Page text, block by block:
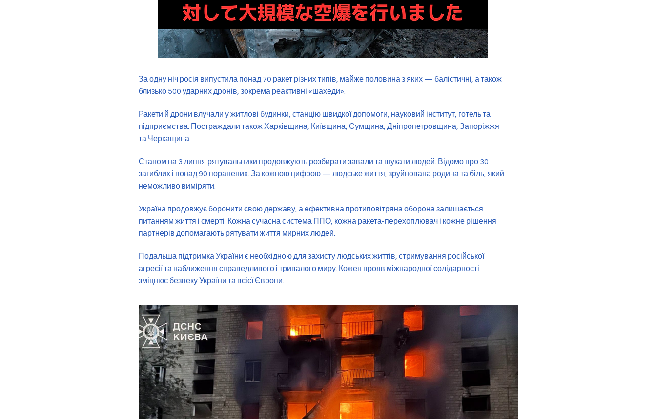
За одну ніч росія випустила понад 70 ракет різних типів, майже половина з яких — балістичні, а також
близько 500 ударних дронів, зокрема реактивні «шахеди».
Ракети й дрони влучали у житлові будинки, станцію швидкої допомоги, науковий інститут, готель та
підприємства. Постраждали також Харківщина, Київщина, Сумщина, Дніпропетровщина, Запоріжжя
та Черкащина.
Станом на 3 липня рятувальники продовжують розбирати завали та шукати людей. Відомо про 30
загиблих і понад 90 поранених. За кожною цифрою — людське життя, зруйнована родина та біль, який
неможливо виміряти.
Україна продовжує боронити свою державу, а ефективна протиповітряна оборона залишається
питанням життя і смерті. Кожна сучасна система ППО, кожна ракета-перехоплювач і кожне рішення
партнерів допомагають рятувати життя мирних людей.
Подальша підтримка України є необхідною для захисту людських життів, стримування російської
агресії та наближення справедливого і тривалого миру. Кожен прояв міжнародної солідарності
зміцнює безпеку України та всієї Європи.